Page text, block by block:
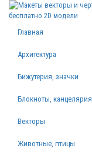
Главная
Архитектура
Бижутерия, значки
Блокноты, канцелярия
Векторы
Животные, птицы